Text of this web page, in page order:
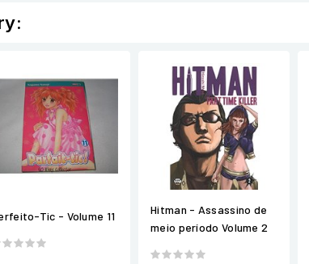
Tic - Volume 11
Hitman - Assassino de
meio período Volume 2